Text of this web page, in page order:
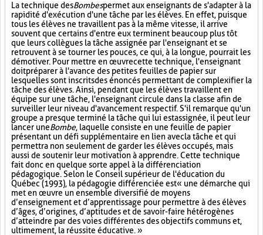
La technique desBombespermet aux enseignants de s'adapter à la
rapidité d'exécution d'une tâche par les élèves. En effet, puisque
tous les élèves ne travaillent pas à la même vitesse, il arrive
souvent que certains d'entre eux terminent beaucoup plus tôt
que leurs collègues la tâche assignée par l'enseignant et se
retrouvent à se tourner les pouces, ce qui, à la longue, pourrait les
démotiver. Pour mettre en œuvre cette technique, l'enseignant
doit préparer à l'avance des petites feuilles de papier sur
lesquelles sont inscrits des énoncés permettant de complexifier la
tâche des élèves. Ainsi, pendant que les élèves travaillent en
équipe sur une tâche, l'enseignant circule dans la classe afin de
surveiller leur niveau d'avancement respectif. S'il remarque qu'un
groupe a presque terminé la tâche qui lui est assignée, il peut leur
lancer uneBombe, laquelle consiste en une feuille de papier
présentant un défi supplémentaire en lien avec la tâche et qui
permettra non seulement de garder les élèves occupés, mais
aussi de soutenir leur motivation à apprendre. Cette technique
fait donc en quelque sorte appel à la différenciation
pédagogique. Selon le Conseil supérieur de l'éducation du
Québec (1993), la pédagogie différenciée est « une démarche qui
met en œuvre un ensemble diversifié de moyens
d’enseignement et d’apprentissage pour permettre à des élèves
d’âges, d’origines, d’aptitudes et de savoir-faire hétérogènes
d’atteindre par des voies différentes des objectifs communs et,
ultimement, la réussite éducative. »